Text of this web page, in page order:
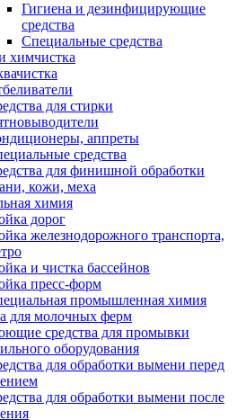
Гигиена и дезинфицирующие
средства
Специальные средства
химчистка
для стирки
аппреты
средства
для финишной обработки
кожи, меха
химия
дорог
железнодорожного транспорта,
и чистка бассейнов
пресс-форм
промышленная химия
для молочных ферм
средства для промывки
оборудования
для обработки вымени перед
для обработки вымени после